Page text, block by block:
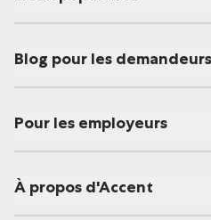
Blog pour les
Pour les employeurs
À propos d'Accent